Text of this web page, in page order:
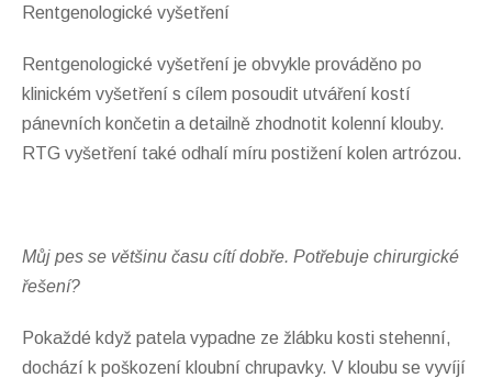
Rentgenologické vyšetření
Rentgenologické vyšetření je obvykle prováděno po
klinickém vyšetření s cílem posoudit utváření kostí
pánevních končetin a detailně zhodnotit kolenní klouby.
RTG vyšetření také odhalí míru postižení kolen artrózou.
Můj pes se většinu času cítí dobře. Potřebuje chirurgické
řešení?
Pokaždé když patela vypadne ze žlábku kosti stehenní,
dochází k poškození kloubní chrupavky. V kloubu se vyvíjí